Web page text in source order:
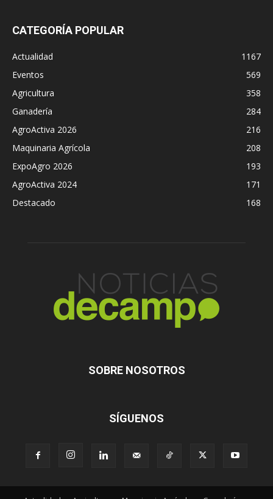
CATEGORÍA POPULAR
Actualidad
1167
Eventos
569
Agricultura
358
Ganadería
284
AgroActiva 2026
216
Maquinaria Agrícola
208
ExpoAgro 2026
193
AgroActiva 2024
171
Destacado
168
SOBRE NOSOTROS
SÍGUENOS